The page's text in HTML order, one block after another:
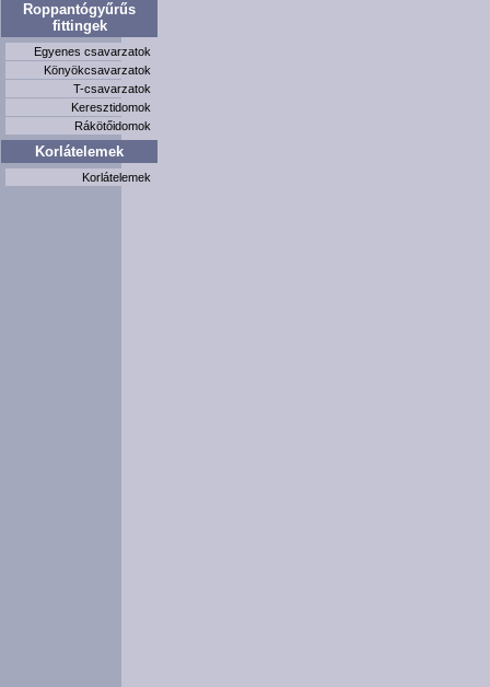
Roppantógyűrűs
fittingek
Egyenes csavarzatok
Könyökcsavarzatok
T-csavarzatok
Keresztidomok
Rákötőidomok
Korlátelemek
Korlátelemek